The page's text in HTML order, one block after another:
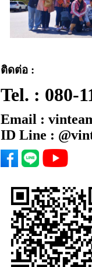
ติดต่อ :
Tel. : 080-
Email :
ID Line :